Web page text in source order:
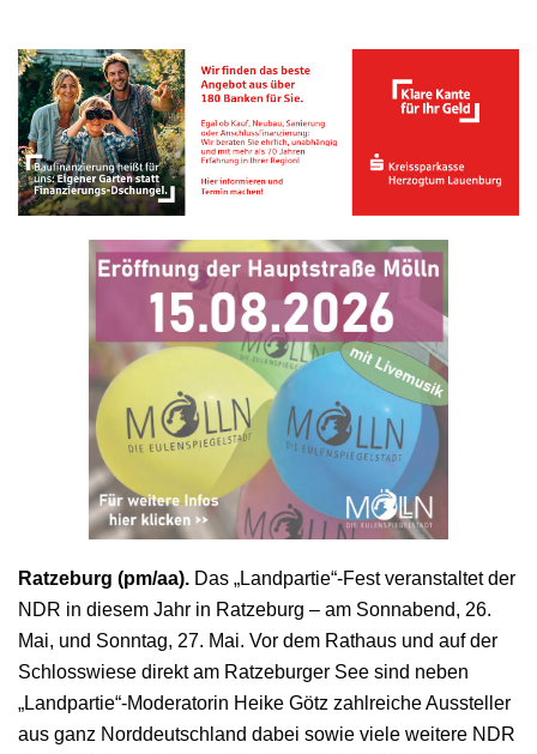
Ratzeburg (pm/aa). Das „Landpartie“-Fest veranstaltet der
NDR in diesem Jahr in Ratzeburg – am Sonnabend, 26.
Mai, und Sonntag, 27. Mai. Vor dem Rathaus und auf der
Schlosswiese direkt am Ratzeburger See sind neben
„Landpartie“-Moderatorin Heike Götz zahlreiche Aussteller
aus ganz Norddeutschland dabei sowie viele weitere NDR